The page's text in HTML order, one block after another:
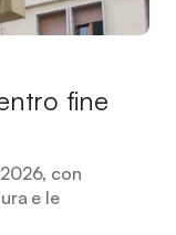
fine
con
e le